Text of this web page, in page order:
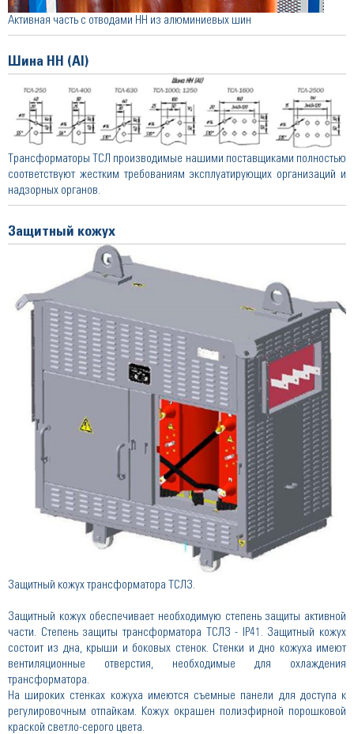
Активная часть с отводами НН из алюминиевых шин
Шина НН (Al)
Трансформаторы ТСЛ производимые нашими поставщиками полностью
соответствуют жестким требованиям эксплуатирующих организаций и
надзорных органов.
Защитный кожух
Защитный кожух трансформатора ТСЛЗ.
Защитный кожух обеспечивает необходимую степень защиты активной
части. Степень защиты трансформатора ТСЛЗ - IP41. Защитный кожух
состоит из дна, крыши и боковых стенок. Стенки и дно кожуха имеют
вентиляционные отверстия, необходимые для охлаждения
трансформатора.
На широких стенках кожуха имеются съемные панели для доступа к
регулировочным отпайкам. Кожух окрашен полиэфирной порошковой
краской светло-серого цвета.